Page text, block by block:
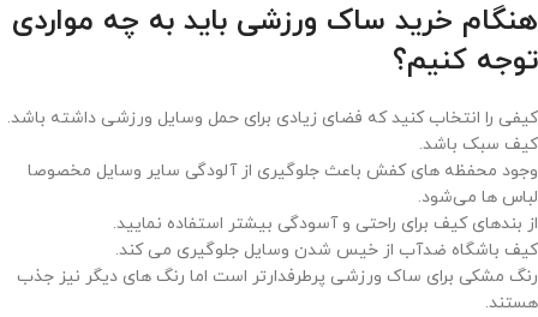
هنگام خرید ساک ورزشی باید به چه مواردی
توجه کنیم؟
کیفی را انتخاب کنید که فضای زیادی برای حمل وسایل ورزشی داشته باشد.
کیف سبک باشد.
وجود محفظه های کفش باعث جلوگیری از آلودگی سایر وسایل مخصوصا
لباس ها می‌شود.
از بندهای کیف برای راحتی و آسودگی بیشتر استفاده نمایید.
کیف باشگاه ضدآب از خیس شدن وسایل جلوگیری می کند.
رنگ مشکی برای ساک ورزشی پرطرفدارتر است اما رنگ های دیگر نیز جذب
هستند.